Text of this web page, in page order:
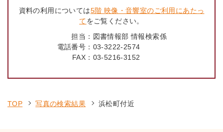
資料の利用については5階 映像・音響室のご利用にあたっ
てをご覧ください。
担当： 図書情報部 情報検索係
電話番号： 03-3222-2574
FAX： 03-5216-3152
TOP 写真の検索結果 浜松町付近